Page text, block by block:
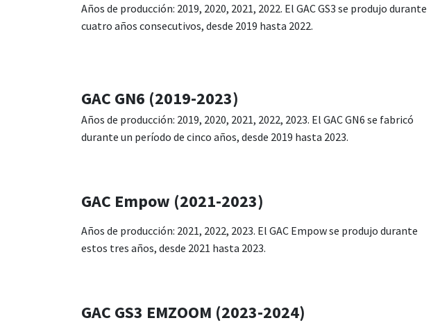
Años de producción: 2019, 2020, 2021, 2022. El GAC GS3 se produjo durante
cuatro años consecutivos, desde 2019 hasta 2022.
GAC GN6 (2019-2023)
Años de producción: 2019, 2020, 2021, 2022, 2023. El GAC GN6 se fabricó
durante un período de cinco años, desde 2019 hasta 2023.
GAC Empow (2021-2023)
Años de producción: 2021, 2022, 2023. El GAC Empow se produjo durante
estos tres años, desde 2021 hasta 2023.
GAC GS3 EMZOOM (2023-2024)